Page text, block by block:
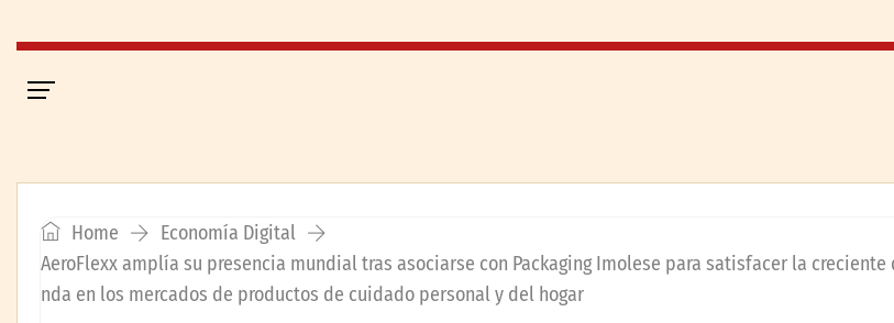
Home
Economía Digital
AeroFlexx amplía su presencia mundial tras asociarse con Packaging Imolese para satisfacer la creciente
nda en los mercados de productos de cuidado personal y del hogar